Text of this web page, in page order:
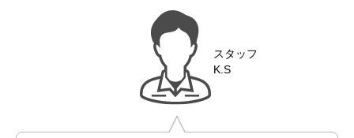
スタッフ
K.S